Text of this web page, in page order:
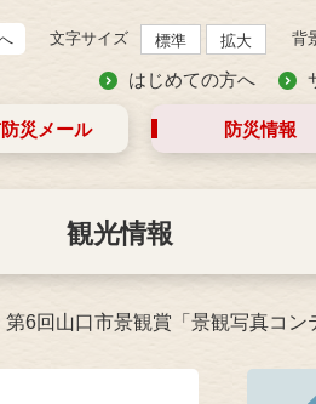
文字サイズ 標準 拡大 背
はじめての方へ
災 メール 防災情報
観光情報
第6回山口市景観賞「景観写真コン